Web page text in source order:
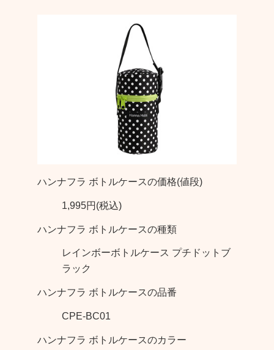
ハンナフラ ボトルケースの価格(値段)
1,995円(税込)
ハンナフラ ボトルケースの種類
レインボーボトルケース プチドットブ
ラック
ハンナフラ ボトルケースの品番
CPE-BC01
ハンナフラ ボトルケースのカラー